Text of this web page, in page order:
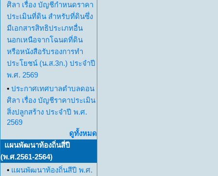
ศิลา เรื่อง บัญชีกำหนดราคา
ประเมินที่ดิน สำหรับที่ดินซึ่ง
มีเอกสารสิทธิประเภทอื่น
นอกเหนือจากโฉนดที่ดิน
หรือหนังสือรับรองการทำ
ประโยชน์ (น.ส.3ก.) ประจำปี
พ.ศ. 2569
• ประกาศเทศบาลตำบลดอน
ศิลา เรื่อง บัญชีราคาประเมิน
สิ่งปลูกสร้าง ประจำปี พ.ศ.
2569
ดูทั้งหมด
แผนพัฒนาท้องถิ่นสี่ปี
(พ.ศ.2561-2564)
• แผนพัฒนาท้องถิ่นสีปี พ.ศ.